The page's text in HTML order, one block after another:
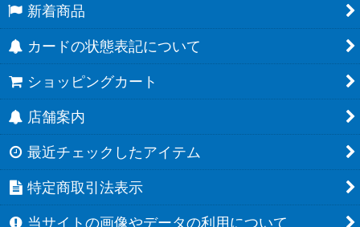
新着商品
カードの状態表記について
ショッピングカート
店舗案内
最近チェックしたアイテム
特定商取引法表示
当サイトの画像やデータの利用について